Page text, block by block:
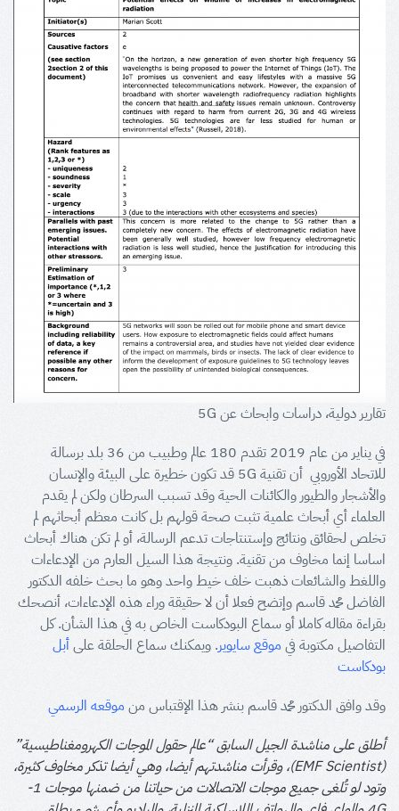
تقارير دولية، دراسات وابحاث عن 5G
في يناير من عام 2019 تقدم 180 عالم وطبيب من 36 بلد برسالة
للاتحاد الأوروبي أن تقنية 5G قد تكون خطيرة على البيئة والإنسان
والأشجار والطيور والكائنات الحية وقد تسبب السرطان ولكن لم يقدم
العلماء أي أبحاث علمية تثبت صحة قولهم بل كانت معظم أبحاثهم لم
تخلص لحقائق ونتائج وإستنتاجات تدعم الرسالة، أو لم تكن هناك أبحاث
اساسا إنما مخاوف من تقنية. ونتيجة هذا السيل العارم من الإدعاءات
واللغط والشائعات ذهبت خلف خيط واحد وهو ما بحث خلفه الدكتور
الفاضل محمد قاسم وإتضح فعلا أن لا حقيقة وراء هذه الإدعاءات، أنصحك
بقراءة مقاله كاملا أو سماع البودكاست الخاص به في هذا الشأن. كل
التفاصيل مكتوبة في موقع سايوير. ويمكنك سماع الحلقة علىأبل
بودكاست
وقد وافق الدكتور محمد قاسم بنشر هذا الإقتباس من موقعه الرسمي
أطلق على مناشدة الجيل السابق “عالم حقول الموجات الكهرومغناطيسية”
(EMF Scientist)، وقرأت مناشدتهم أيضا، وهي أيضا تذكر مخاوف كثيرة،
وتود لو تُلغى جميع موجات الاتصالات من حياتنا من ضمنها موجات 1-